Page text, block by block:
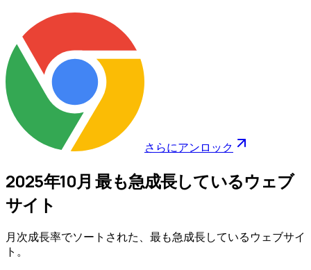
さらにアンロック
2025年10月 最も急成長しているウェブ
サイト
月次成長率でソートされた、最も急成長しているウェブサイ
ト。